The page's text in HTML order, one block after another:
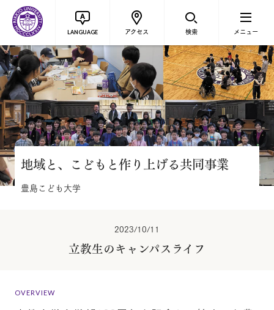
LANGUAGE アクセス 検索 メニュー
地域と、こどもと作り上げる共同事業
豊島こども大学
2023/10/11
立教生のキャンパスライフ
OVERVIEW